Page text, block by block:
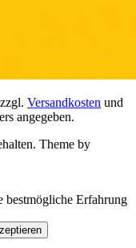
Versandkosten und
angegeben.
Theme by
bestmögliche Erfahrung